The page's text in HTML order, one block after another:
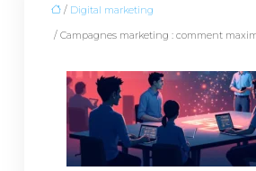
/ Digital marketing
/ Campagnes marketing : comment